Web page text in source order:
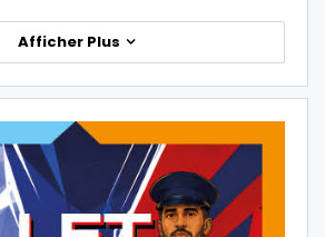
Afficher Plus